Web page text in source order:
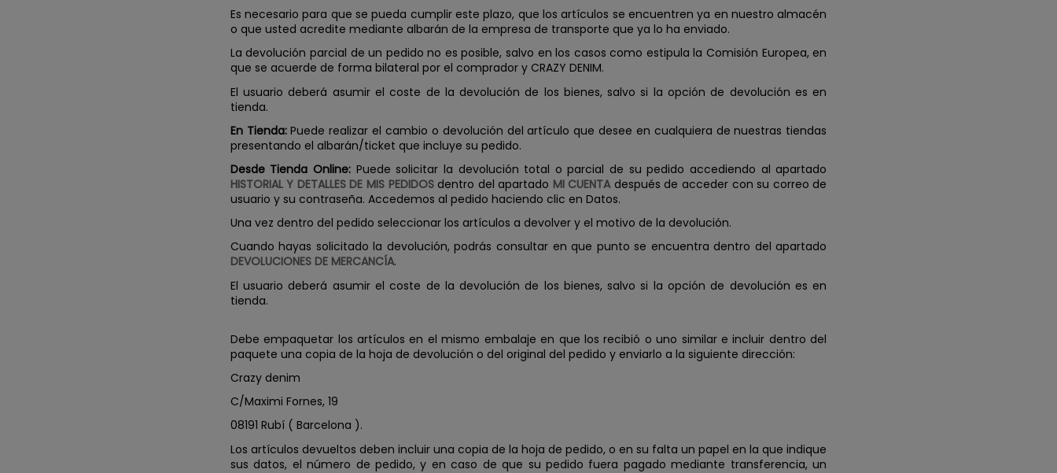
Es necesario para que se pueda cumplir este plazo, que los artículos se encuentren ya en nuestro almacén
o que usted acredite mediante albarán de la empresa de transporte que ya lo ha enviado.
La devolución parcial de un pedido no es posible, salvo en los casos como estipula la Comisión Europea, en
que se acuerde de forma bilateral por el comprador y CRAZY DENIM.
El usuario deberá asumir el coste de la devolución de los bienes, salvo si la opción de devolución es en
tienda.
En Tienda:Puede realizar el cambio o devolución del artículo que desee en cualquiera de nuestras tiendas
presentando el albarán/ticket que incluye su pedido.
Desde Tienda Online: Puede solicitar la devolución total o parcial de su pedido accediendo al apartado
HISTORIAL Y DETALLES DE MIS PEDIDOSdentro del apartado MI CUENTAdespués de acceder con su correo de
usuario y su contraseña. Accedemos al pedido haciendo clic en Datos.
Una vez dentro del pedido seleccionar los artículos a devolver y el motivo de la devolución.
Cuando hayas solicitado la devolución, podrás consultar en que punto se encuentra dentro del apartado
DEVOLUCIONES DE MERCANCÍA.
El usuario deberá asumir el coste de la devolución de los bienes, salvo si la opción de devolución es en
tienda.
Debe empaquetar los artículos en el mismo embalaje en que los recibió o uno similar e incluir dentro del
paquete una copia de la hoja de devolución o del original del pedido y enviarlo a la siguiente dirección:
Crazy denim
C/Maximi Fornes, 19
08191 Rubí ( Barcelona ).
Los artículos devueltos deben incluir una copia de la hoja de pedido, o en su falta un papel en la que indique
sus datos, el número de pedido, y en caso de que su pedido fuera pagado mediante transferencia, un